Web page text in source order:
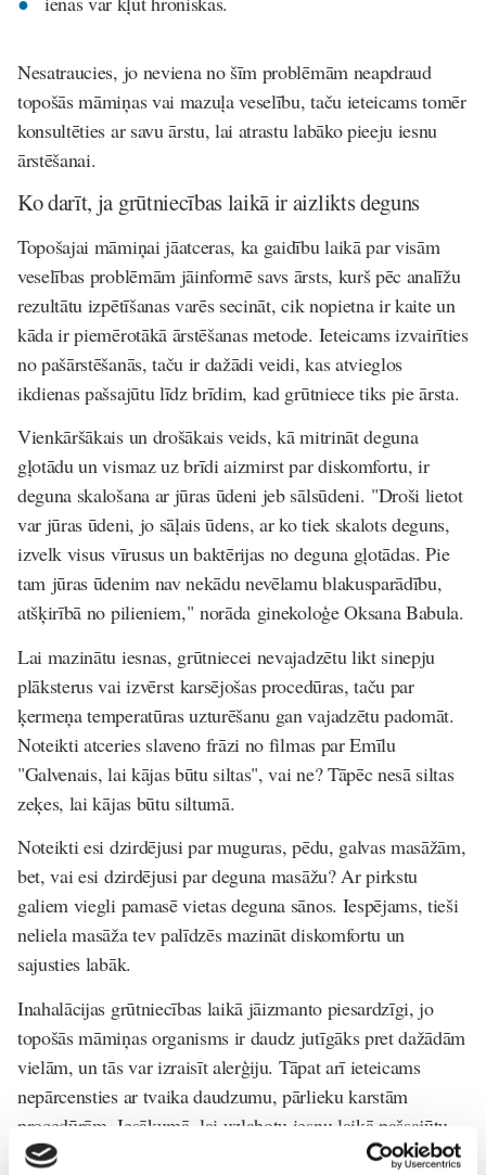
Nesatraucies, jo neviena no šīm problēmām neapdraud
topošās māmiņas vai mazuļa veselību, taču ieteicams tomēr
konsultēties ar savu ārstu, lai atrastu labāko pieeju iesnu
ārstēšanai.
Ko darīt, ja grūtniecības laikā ir aizlikts deguns
Topošajai māmiņai jāatceras, ka gaidību laikā par visām
veselības problēmām jāinformē savs ārsts, kurš pēc analīžu
rezultātu izpētīšanas varēs secināt, cik nopietna ir kaite un
kāda ir piemērotākā ārstēšanas metode. Ieteicams izvairīties
no pašārstēšanās, taču ir dažādi veidi, kas atvieglos
ikdienas pašsajūtu līdz brīdim, kad grūtniece tiks pie ārsta.
Vienkāršākais un drošākais veids, kā mitrināt deguna
gļotādu un vismaz uz brīdi aizmirst par diskomfortu, ir
deguna skalošana ar jūras ūdeni jeb sālsūdeni. "Droši lietot
var jūras ūdeni, jo sāļais ūdens, ar ko tiek skalots deguns,
izvelk visus vīrusus un baktērijas no deguna gļotādas. Pie
tam jūras ūdenim nav nekādu nevēlamu blakusparādību,
atšķirībā no pilieniem," norāda ginekoloģe Oksana Babula.
Lai mazinātu iesnas, grūtniecei nevajadzētu likt sinepju
plāksterus vai izvērst karsējošas procedūras, taču par
ķermeņa temperatūras uzturēšanu gan vajadzētu padomāt.
Noteikti atceries slaveno frāzi no filmas par Emīlu
"Galvenais, lai kājas būtu siltas", vai ne? Tāpēc nesā siltas
zeķes, lai kājas būtu siltumā.
Noteikti esi dzirdējusi par muguras, pēdu, galvas masāžām,
bet, vai esi dzirdējusi par deguna masāžu? Ar pirkstu
galiem viegli pamasē vietas deguna sānos. Iespējams, tieši
neliela masāža tev palīdzēs mazināt diskomfortu un
sajusties labāk.
Inahalācijas grūtniecības laikā jāizmanto piesardzīgi, jo
topošās māmiņas organisms ir daudz jutīgāks pret dažādām
vielām, un tās var izraisīt alerģiju. Tāpat arī ieteicams
nepārcensties ar tvaika daudzumu, pārlieku karstām
procedūrām. Iesākumā, lai uzlabotu iesnu laikā pašsajūtu,
vari veikt NaCl inhalācijas.